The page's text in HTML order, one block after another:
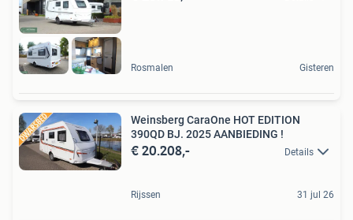
Rosmalen Gisteren
Weinsberg CaraOne HOT EDITION
390QD BJ. 2025 AANBIEDING !
€ 20.208,- Details
Rijssen 31 jul 26